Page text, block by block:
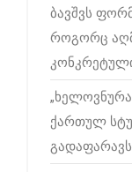
ბავშვს
როგორც
ქართულ